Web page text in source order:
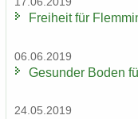
Frei­heit für
06.06.2019
Ge­sun­der Boden
24.05.2019